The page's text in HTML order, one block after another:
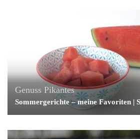
Genuss Pikantes
Sommergerichte – meine Favoriten |